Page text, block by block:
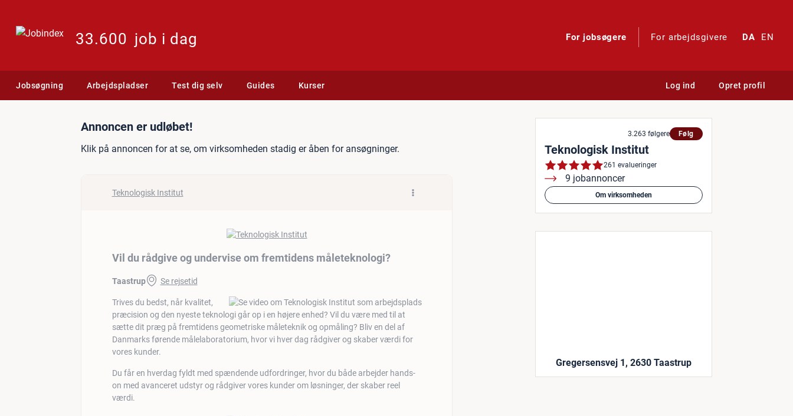
33.600 job i dag For jobsøgere For arbejdsgivere DA EN
Jobsøgning Arbejdspladser Test dig selv Guides Kurser Log ind Opret profil
Jobannonce: Vil du rådgive og undervise om fremtidens måleteknologi?
Annoncen er udløbet!
Klik på annoncen for at se, om virksomheden stadig er åben for ansøgninger.
Teknologisk Institut
Vil du rådgive og undervise om fremtidens måleteknologi?
Taastrup Se rejsetid
Trives du bedst, når kvalitet,
præcision og den nyeste teknologi går op i en højere enhed? Vil du være med til at
sætte dit præg på fremtidens geometriske måleteknik og opmåling? Bliv en del af
Danmarks førende målelaboratorium, hvor vi hver dag rådgiver og skaber værdi for
vores kunder.
Du får en hverdag fyldt med spændende udfordringer, hvor du både arbejder hands-
on med avanceret udstyr og rådgiver vores kunder om løsninger, der skaber reel
værdi.
3.263 følgere Følg
Teknologisk Institut
261 evalueringer
9 jobannoncer
Om virksomheden
Gregersensvej 1, 2630 Taastrup